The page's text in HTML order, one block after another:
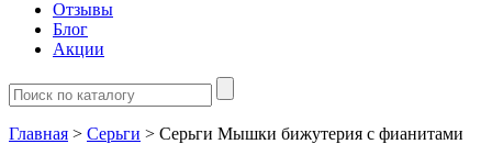
Отзывы
Блог
Акции
Главная > Серьги > Серьги Мышки бижутерия с фианитами